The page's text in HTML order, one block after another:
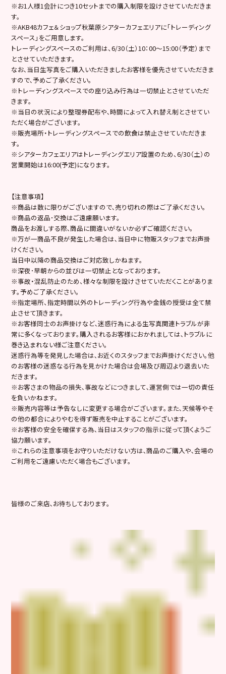
※お1人様1会計につき10セットまでの購入制限を設けさせていただきま
す。
※AKB48カフェ＆ショップ秋葉原シアターカフェエリアに「トレーディング
スペース」をご用意します。
トレーディングスペースのご利用は、6/30（土）10：00～15:00（予定）まで
とさせていただきます。
なお､当日生写真をご購入いただきましたお客様を優先させていただきま
すので､予めご了承ください。
※トレーディングスペースでの座り込み行為は一切禁止とさせていただ
きます。
※当日の状況により整理券配布や､時間によって入れ替え制とさせてい
ただく場合がございます。
※販売場所・トレーディングスペースでの飲食は禁止させていただきま
す。
※シアターカフェエリアはトレーディングエリア設置のため、6/30（土）の
営業開始は16:00(予定)になります。
【注意事項】
※商品は数に限りがございますので､売り切れの際はご了承ください。
※商品の返品･交換はご遠慮願います。
商品をお渡しする際､商品に間違いがないか必ずご確認ください。
※万が一商品不良が発生した場合は､当日中に物販スタッフまでお声掛
けください。
当日中以降の商品交換はご対応致しかねます。
※深夜･早朝からの並びは一切禁止となっております。
※事故・混乱防止のため、様々な制限を設けさせていただくことがありま
す。予めご了承ください。
※指定場所、指定時間以外のトレーディング行為や金銭の授受は全て禁
止させて頂きます。
※お客様同士のお声掛けなど､迷惑行為による生写真関連トラブルが非
常に多くなっております。購入されるお客様におかれましては､トラブルに
巻き込まれない様ご注意ください。
迷惑行為等を発見した場合は､お近くのスタッフまでお声掛けください。他
のお客様の迷惑なる行為を見かけた場合は会場及び周辺より退去いた
だきます。
※お客さまの物品の損失､事故などにつきまして､運営側では一切の責任
を負いかねます。
※販売内容等は予告なしに変更する場合がございます。また､天候等やそ
の他の都合によりやむを得ず販売を中止することがございます。
※お客様の安全を確保する為､当日はスタッフの指示に従って頂くようご
協力願います。
※これらの注意事項をお守りいただけない方は､商品のご購入や､会場の
ご利用をご遠慮いただく場合もございます。
皆様のご来店､お待ちしております。